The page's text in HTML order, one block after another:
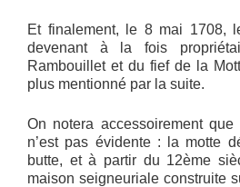
Et finalement, le 8 mai 1708,
devenant à la fois
Rambouillet et du fief de la
plus mentionné par la suite.
On notera accessoirement
n’est pas évidente : la motte
butte, et à partir du 12ème
maison seigneuriale construite